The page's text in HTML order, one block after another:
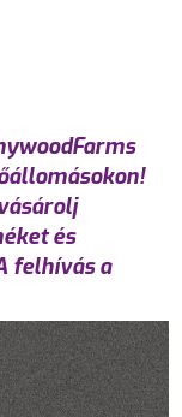
és
felhívás a